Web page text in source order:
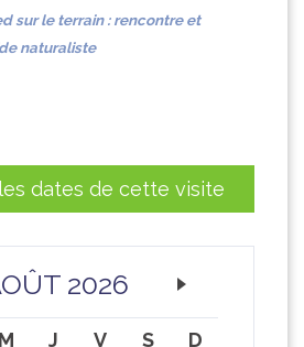
surle terrain : rencontre et
naturaliste
dates de cette visite
2026
M J V S
D